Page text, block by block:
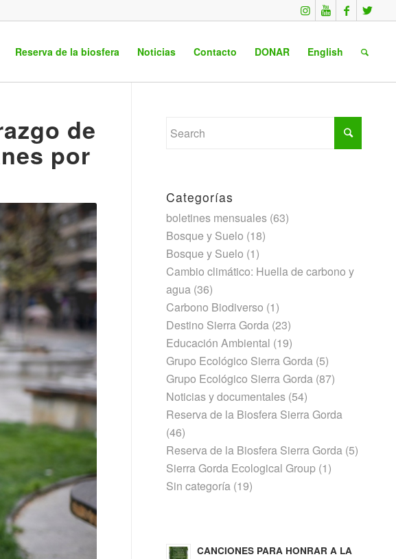
Reserva de la biosfera Noticias Contacto DONAR English
de
por
Categorías
boletines mensuales (63)
Bosque y Suelo (18)
Bosque y Suelo (1)
Cambio climático: Huella de carbono y
agua (36)
Carbono Biodiverso (1)
Destino Sierra Gorda (23)
Educación Ambiental (19)
Grupo Ecológico Sierra Gorda (5)
Grupo Ecológico Sierra Gorda (87)
Noticias y documentales (54)
Reserva de la Biosfera Sierra Gorda
(46)
Reserva de la Biosfera Sierra Gorda (5)
Sierra Gorda Ecological Group (1)
Sin categoría (19)
CANCIONES PARA HONRAR A LA